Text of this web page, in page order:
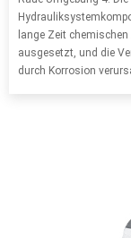
lange Zeit
ausgesetzt, und die
durch Korrosion